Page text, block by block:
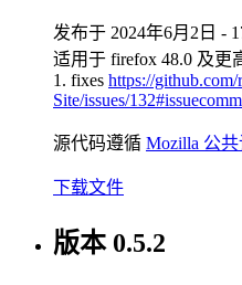
发布于 2024年6月2日 -
适用于 firefox 48.0 及更
1. fixes https://
Site/issues/
源代码遵循 Mozilla 公
下载文件
版本 0.5.2